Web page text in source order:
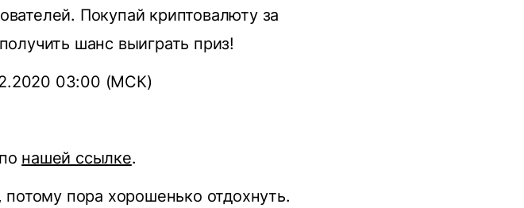
Покупай криптовалюту за
шанс выиграть приз!
03:00 (МСК)
нашей ссылке.
пора хорошенько отдохнуть.